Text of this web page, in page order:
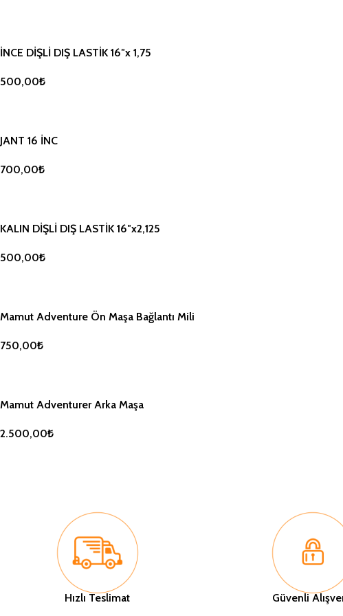
İNCE DİŞLİ DIŞ LASTİK 16″x 1,75
500,00₺
JANT 16 İNC
700,00₺
KALIN DİŞLİ DIŞ LASTİK 16″x2,125
500,00₺
Mamut Adventure Ön Maşa Bağlantı Mili
750,00₺
Mamut Adventurer Arka Maşa
2.500,00₺
Hızlı Teslimat
Güvenli